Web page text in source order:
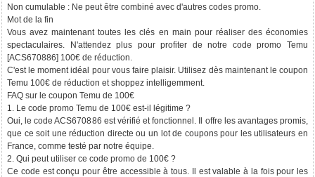
Non cumulable : Ne peut être combiné avec d'autres codes promo.
Mot de la fin
Vous avez maintenant toutes les clés en main pour réaliser des économies
spectaculaires. N'attendez plus pour profiter de notre code promo Temu
[ACS670886] 100€ de réduction.
C'est le moment idéal pour vous faire plaisir. Utilisez dès maintenant le coupon
Temu 100€ de réduction et shoppez intelligemment.
FAQ sur le coupon Temu de 100€
1. Le code promo Temu de 100€ est-il légitime ?
Oui, le code ACS670886 est vérifié et fonctionnel. Il offre les avantages promis,
que ce soit une réduction directe ou un lot de coupons pour les utilisateurs en
France, comme testé par notre équipe.
2. Qui peut utiliser ce code promo de 100€ ?
Ce code est conçu pour être accessible à tous. Il est valable à la fois pour les